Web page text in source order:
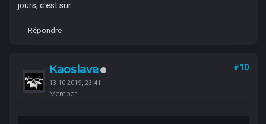
jours, c'est sur.
Répondre
Kaoslave
13-10-2019, 23:41
Member
#10